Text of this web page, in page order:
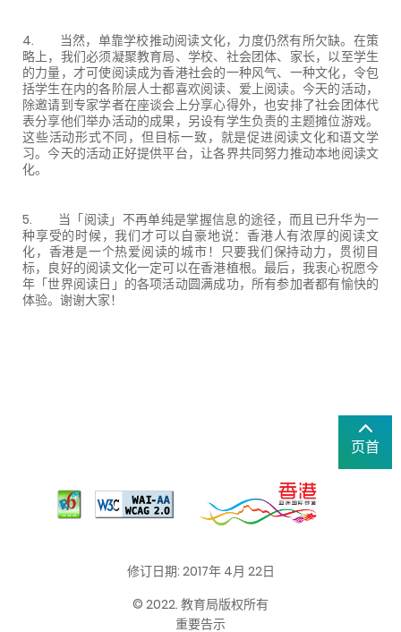
4. 当然，单靠学校推动阅读文化，力度仍然有所欠缺。在策
略上，我们必须凝聚教育局、学校、社会团体、家长，以至学生
的力量，才可使阅读成为香港社会的一种风气、一种文化，令包
括学生在内的各阶层人士都喜欢阅读、爱上阅读。今天的活动，
除邀请到专家学者在座谈会上分享心得外，也安排了社会团体代
表分享他们举办活动的成果，另设有学生负责的主题摊位游戏。
这些活动形式不同，但目标一致，就是促进阅读文化和语文学
习。今天的活动正好提供平台，让各界共同努力推动本地阅读文
化。
5. 当「阅读」不再单纯是掌握信息的途径，而且已升华为一
种享受的时候，我们才可以自豪地说：香港人有浓厚的阅读文
化，香港是一个热爱阅读的城市！只要我们保持动力，贯彻目
标，良好的阅读文化一定可以在香港植根。最后，我衷心祝愿今
年「世界阅读日」的各项活动圆满成功，所有参加者都有愉快的
体验。谢谢大家！
页首
修订日期: 2017年 4月 22日
© 2022. 教育局版权所有
重要告示